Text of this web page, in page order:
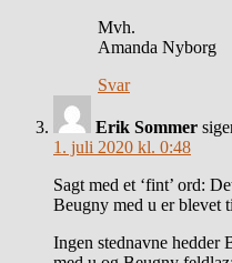
Mvh.
Amanda Nyborg
Svar
Erik Sommer
1. juli 2020 kl. 0:48
Sagt med et ‘fint’ ord:
Beugny med u er blevet
Ingen stednavne